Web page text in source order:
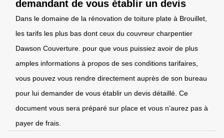
demandant de vous établir un devis
Dans le domaine de la rénovation de toiture plate à Brouillet,
les tarifs les plus bas dont ceux du couvreur charpentier
Dawson Couverture. pour que vous puissiez avoir de plus
amples informations à propos de ses conditions tarifaires,
vous pouvez vous rendre directement auprès de son bureau
pour lui demander de vous établir un devis détaillé. Ce
document vous sera préparé sur place et vous n’aurez pas à
payer de frais.